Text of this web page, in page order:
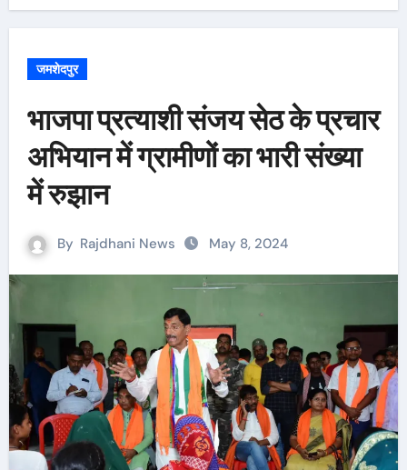
जमशेदपुर
भाजपा प्रत्याशी संजय सेठ के प्रचार
अभियान में ग्रामीणों का भारी संख्या
में रुझान
By Rajdhani News May 8, 2024